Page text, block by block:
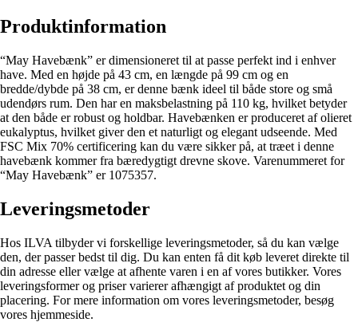
Produktinformation
“May Havebænk” er dimensioneret til at passe perfekt ind i enhver
have. Med en højde på 43 cm, en længde på 99 cm og en
bredde/dybde på 38 cm, er denne bænk ideel til både store og små
udendørs rum. Den har en maksbelastning på 110 kg, hvilket betyder
at den både er robust og holdbar. Havebænken er produceret af olieret
eukalyptus, hvilket giver den et naturligt og elegant udseende. Med
FSC Mix 70% certificering kan du være sikker på, at træet i denne
havebænk kommer fra bæredygtigt drevne skove. Varenummeret for
“May Havebænk” er 1075357.
Leveringsmetoder
Hos ILVA tilbyder vi forskellige leveringsmetoder, så du kan vælge
den, der passer bedst til dig. Du kan enten få dit køb leveret direkte til
din adresse eller vælge at afhente varen i en af vores butikker. Vores
leveringsformer og priser varierer afhængigt af produktet og din
placering. For mere information om vores leveringsmetoder, besøg
vores hjemmeside.